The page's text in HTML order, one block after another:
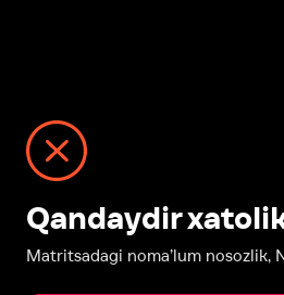
Qandaydir
Matritsadagi noma’lum nosozlik,